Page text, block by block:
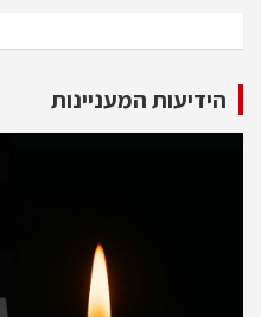
הידיעות המעניינות